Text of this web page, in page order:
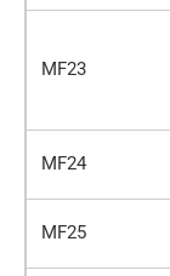
MF23
MF24
MF25